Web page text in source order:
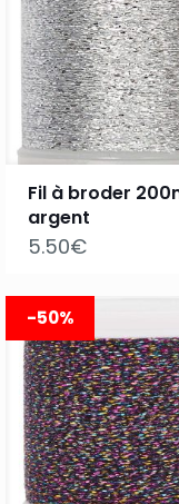
Fil à broder
argent
5.50€
-50%